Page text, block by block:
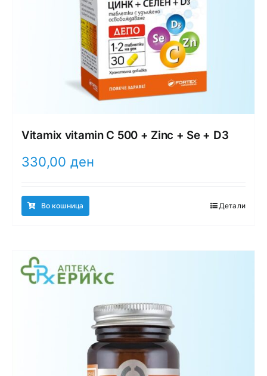
Vitamix vitamin C 500 + Zinc + Se + D3
330,00 ден
Во кошница Детали